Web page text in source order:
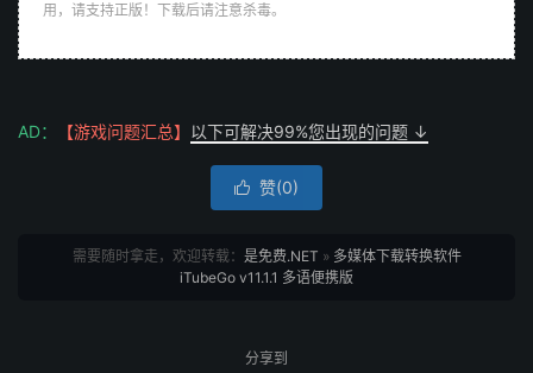
用，请支持正版！下载后请注意杀毒。
AD： 【游戏问题汇总】 以下可解决99%您出现的问题 ↓
 赞(0)
需要随时拿走，欢迎转载： 是免费.NET » 多媒体下载转换软件
iTubeGo v11.1.1 多语便携版
分享到